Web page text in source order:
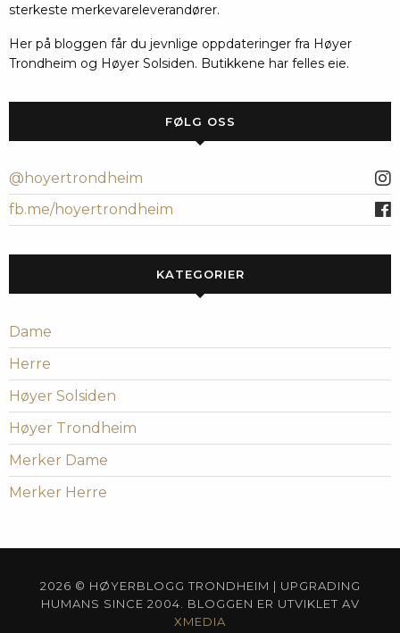
sterkeste merkevareleverandører.
Her på bloggen får du jevnlige oppdateringer fra Høyer
Trondheim og Høyer Solsiden. Butikkene har felles eie.
FØLG OSS
@hoyertrondheim
fb.me/hoyertrondheim
KATEGORIER
Dame
Herre
Høyer Solsiden
Høyer Trondheim
Merker Dame
Merker Herre
2026 © HØYERBLOGG TRONDHEIM | UPGRADING
HUMANS SINCE 2004. BLOGGEN ER UTVIKLET AV
XMEDIA